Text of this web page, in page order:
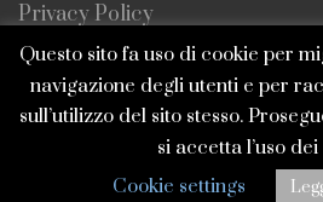
Privacy Policy
Contatti
SEGUICI
Questo sito fa uso di cookie per
navigazione degli utenti e per
sull’utilizzo del sito stesso.
si accetta l’uso
Cookie settings